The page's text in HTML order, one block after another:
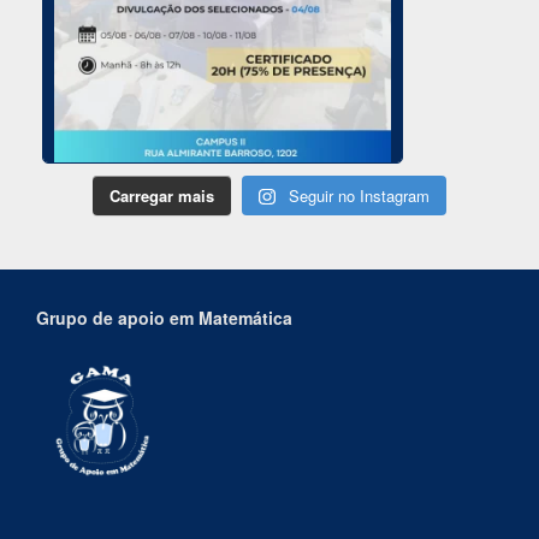
Carregar mais Seguir no Instagram
Grupo de apoio em Matemática